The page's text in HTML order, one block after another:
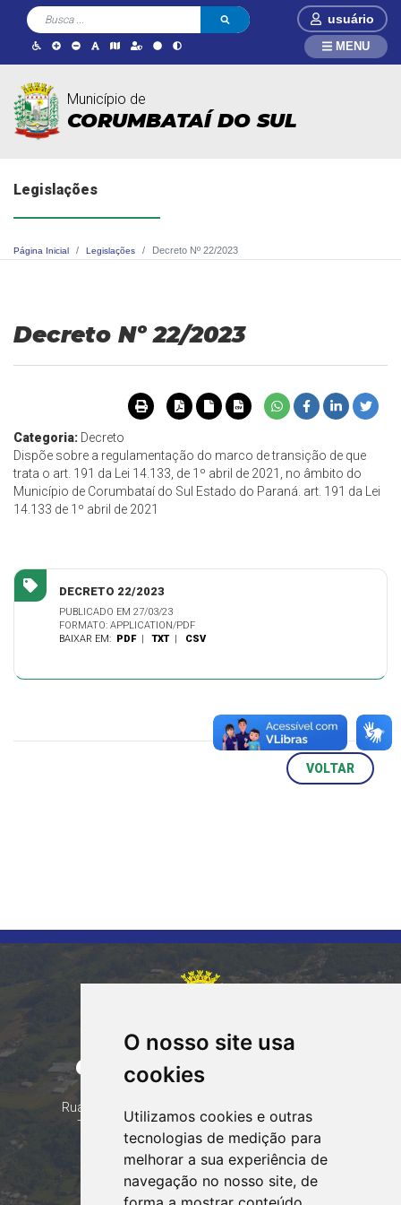
O nosso site usa
cookies
Utilizamos cookies e outras
tecnologias de medição para
melhorar a sua experiência de
navegação no nosso site, de
usuário
Município de
CORUMBATAÍ DO SUL
MENU
Legislações
Página Inicial Legislações Decreto Nº 22/2023
Decreto Nº 22/2023
Categoria: Decreto
Dispõe sobre a regulamentação do marco de transição de que
trata o art. 191 da Lei 14.133, de 1º abril de 2021, no âmbito do
Município de Corumbataí do Sul Estado do Paraná. art. 191 da Lei
14.133 de 1º abril de 2021
DECRETO 22/2023
PUBLICADO EM 27/03/23
FORMATO: APPLICATION/PDF
BAIXAR EM: PDF |TXT | CSV
VOLTAR
CORUMBATAÍ DO SUL
PARANÁ
Rua Tocantins 153 Corumbataí - CEP: 86.970-000
Telefone: (44) 99935-8828, (44) 99935-8839
contato@corumbataidosul.pr.gov.br
Atendimento